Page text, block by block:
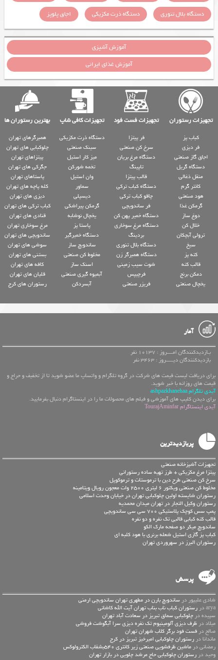
دستگاه بلال تنوری
دستگاه ذرت مکزیکی اجاق پلوپز
آموزش آشپزی
آموزش غذای ایرانی
تجهیزات رستوران تجهیزات فست فود تجهیزات کافی شاپ بهترین رستوران ها
کباب پز
فر دیزی
اجاق گاز صنعتی
دستگاه گریل
منقل ذغالی
کانتر گرم
هود صنعتی
گرمکن غذا
دوغ ساز
خلال کن
ترولی آبچکان
سیخ
کته پز
قالب کته
دمکن برنج
یخچال صنعتی
فر پیتزا
سرخ کن صنعتی
دستگاه مرغ بریان
تاپینگ
قالب پیتزا
دستگاه کباب ترکی
چاقو کباب ترکی
فر ساندویچی
دستگاه خمیر پهن کن
دستگاه مرغ سوخاری
بردینگ
دستگاه بلال تنوری
دستگاه همبرگر زن
شوت سیب زمینی
فرچیپس
فریزر صنعتی
دستگاه ذرت مکزیکی
سینک صنعتی
میز کار استیل
تخمه شورکن
وان استیل
سماور
دیسپلی
گرمکن پیراشکی
یخچال نوشابه
پاستا پز
دستگاه خمیرگیر
ساندویچ ساز
مخلوط کن صنعتی
اسنک ساز
آبمیوه گیری صنعتی
آبسردکن
همبرگرهای تهران
چلوکبابی های تهران
پیتزاهای تهران
جگرکی های تهران
پاستاهای تهران
کله پاچه های تهران
دیزی های تهران
کباب ترکی های تهران
قنادی های تهران
مرغ سوخاری تهران
ساندویچی های تهران
سوشی های تهران
بستنی های تهران
کافه های تهران
قلیان های تهران
رستوران های کرج
آمار
بـازدیدکنندگان امــــروز : 10137 نفر
بازدیدکنندگان دیـــــروز : 3463 نفر
برای دریافت لیست قیمت های شرکت در گروه تلگرام و واتساپ ما عضو شوید تا از تخفیف و حراج و
قیمت های روزانه با خبر شوید.
آیدی تلگرام ashpazkhanehaa
برای دیدن کلیپ های آموزشی و فیلم های محصولات ما را در اینستاگرام دنبال بفرمایید.
آیدی اینستاگرام TourajAminfar
پربازدیدترین
تجهیزات آشپزخانه صنعتی
پیتزا مرغ مکزیکی + طرز تهیه ساده رستورانی
سرخ کن صنعتی طرح دین با ترموستات و ترموکوپل
مخلوط کن صنعتی ویکتور 6 لیتری 2500 وات معجون رویال ویتامینه
رستوران شایسته اولین چلوکبابی تهران در خیابان وحدت اسلامی
رستوران وکیل التجار در تهران میدان محمدیه
پمپ سس کوچک پلاستیکی 700 سی سی ساندویچی
قالب کته کبابی قالبی تک نفره و دو نفره
ساندویچ میکر دو صفحه مارک الکو
کباب پز گازی استیل شعله برنری با هود کلبه ای
رستوران البرز در سهروردی تهران
پرسش
شادی علیپور در ساندویچ بارن در مطهری تهران ساندویچی ارمنی
arya در
رستوران کباب ناب بناب تهران آیت الله کاشانی
سپیده در چلوکبابی سماق تبریز در سعادت آباد تهران
میلاد در ظرف دیزی آلومینیوم تک نفره دیزی سرا آبگوشت فروشی
صالح در فست فود برگر کلاب شهران تهران
ماندانا در رستوران چلوکبابی امیرخیز تبریز در کرج
رمضانی در ماشین ظرفشویی صنعتی زیر کانتری 540بشقاب الکترولوکس
وحید در رستوران چلوکبابی حاج مرشد چلویی در بازار تهران